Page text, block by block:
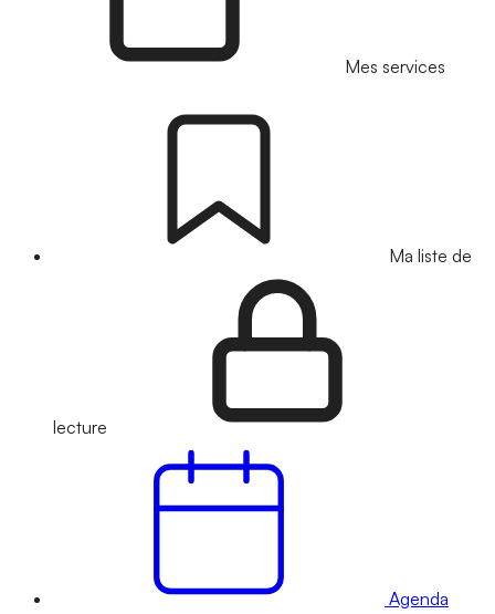
Mes services
Ma liste de
lecture
Agenda